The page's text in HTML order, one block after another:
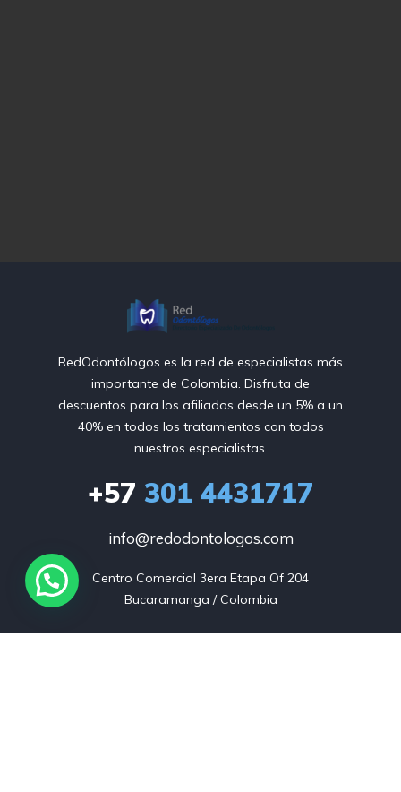
RedOdontólogos es la red de especialistas más
importante de Colombia. Disfruta de
descuentos para los afiliados desde un 5% a un
40% en todos los tratamientos con todos
nuestros especialistas.
+57 301 4431717
info@redodontologos.com
Centro Comercial 3era Etapa Of 204
Bucaramanga / Colombia